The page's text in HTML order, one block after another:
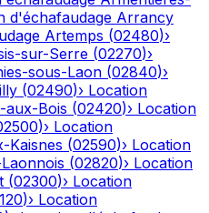
d'échafaudage Arrancy
Artemps (02480)›
sur-Serre (02270)›
sous-Laon (02840)›
(02490)› Location
aux-Bois (02420)› Location
)› Location
Kaisnes (02590)› Location
(02820)› Location
(02300)› Location
)› Location